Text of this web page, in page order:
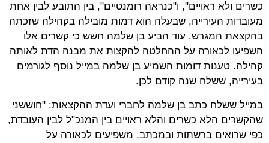
כשרים ולא ראויים", ו"כנראה רומנטיים", בין התובע לבין אחת
מעובדות העירייה, שבעלה הוא דמות מובילה בקהילה שזכתה
בהקצאת המגרש. עוד הביע בן שלמה חשש כי קשרים אלו
השפיעו לכאורה על ההחלטה להקצות את מבנה הדת לאותה
קהילה. טענות דומות השמיע בן שלמה במייל נוסף לגורמים
בעירייה, ששלח שנה קודם לכן.
במייל ששלח כתב בן שלמה לחברי ועדת ההקצאות: "חוששני
שהקשרים הלא כשרים והלא ראויים בין המנכ"ל לבין העובדת,
כפי שרואים ברשתות ובמכתב, משפיעים לכאורה על